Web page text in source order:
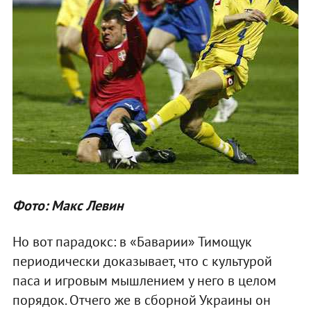
Фото: Макс Левин
Но вот парадокс: в «Баварии» Тимощук
периодически доказывает, что с культурой
паса и игровым мышлением у него в целом
порядок. Отчего же в сборной Украины он